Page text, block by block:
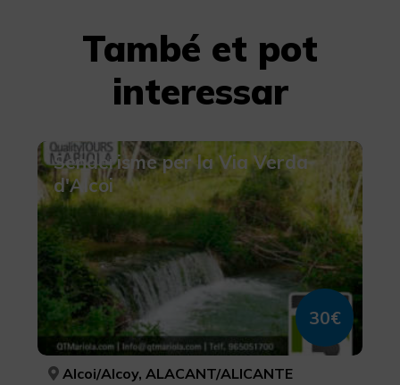
També et pot
interessar
Senderisme per la Via Verda
d'Alcoi
30€
Alcoi/Alcoy, ALACANT/ALICANTE